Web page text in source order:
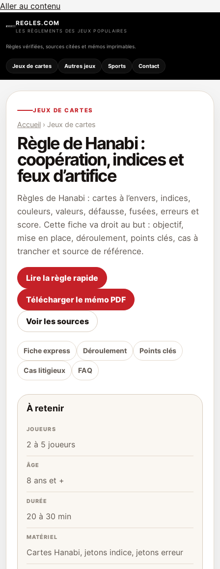
Aller au contenu
REGLES.COM
LES RÈGLEMENTS DES JEUX POPULAIRES
Règles vérifiées, sources citées et mémos imprimables.
Jeux de cartes Autres jeux Sports Contact
JEUX DE CARTES
Accueil › Jeux de cartes
Règle de Hanabi :
coopération, indices et
feux d’artifice
Règles de Hanabi : cartes à l’envers, indices,
couleurs, valeurs, défausse, fusées, erreurs et
score. Cette fiche va droit au but : objectif,
mise en place, déroulement, points clés, cas à
trancher et source de référence.
Lire la règle rapide
Télécharger le mémo PDF
Voir les sources
Fiche express Déroulement Points clés
Cas litigieux FAQ
À retenir
JOUEURS
2 à 5 joueurs
ÂGE
8 ans et +
DURÉE
20 à 30 min
MATÉRIEL
Cartes Hanabi, jetons indice, jetons erreur